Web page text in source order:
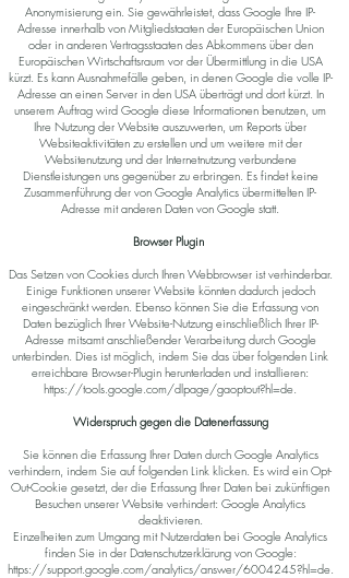
Anonymisierung ein. Sie gewährleistet, dass Google Ihre IP-
Adresse innerhalb von Mitgliedstaaten der Europäischen Union
oder in anderen Vertragsstaaten des Abkommens über den
Europäischen Wirtschaftsraum vor der Übermittlung in die USA
kürzt. Es kann Ausnahmefälle geben, in denen Google die volle IP-
Adresse an einen Server in den USA überträgt und dort kürzt. In
unserem Auftrag wird Google diese Informationen benutzen, um
Ihre Nutzung der Website auszuwerten, um Reports über
Websiteaktivitäten zu erstellen und um weitere mit der
Websitenutzung und der Internetnutzung verbundene
Dienstleistungen uns gegenüber zu erbringen. Es findet keine
Zusammenführung der von Google Analytics übermittelten IP-
Adresse mit anderen Daten von Google statt.
Browser Plugin
Das Setzen von Cookies durch Ihren Webbrowser ist verhinderbar.
Einige Funktionen unserer Website könnten dadurch jedoch
eingeschränkt werden. Ebenso können Sie die Erfassung von
Daten bezüglich Ihrer Website-Nutzung einschließlich Ihrer IP-
Adresse mitsamt anschließender Verarbeitung durch Google
unterbinden. Dies ist möglich, indem Sie das über folgenden Link
erreichbare Browser-Plugin herunterladen und installieren:
https://tools.google.com/dlpage/gaoptout?hl=de.
Widerspruch gegen die Datenerfassung
Sie können die Erfassung Ihrer Daten durch Google Analytics
verhindern, indem Sie auf folgenden Link klicken. Es wird ein Opt-
Out-Cookie gesetzt, der die Erfassung Ihrer Daten bei zukünftigen
Besuchen unserer Website verhindert: Google Analytics
deaktivieren.
Einzelheiten zum Umgang mit Nutzerdaten bei Google Analytics
finden Sie in der Datenschutzerklärung von Google:
https://support.google.com/analytics/answer/6004245?hl=de.